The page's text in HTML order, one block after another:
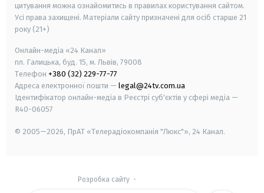
цитування можна ознайомитись в правилах користування сайтом.
Усі права захищені. Матеріали сайту призначені для осіб старше 21
року (21+)
Онлайн-медіа «24 Канал»
пл. Галицька, буд. 15, м. Львів, 79008
Телефон +380 (32) 229-77-77
Адреса електронної пошти — legal@24tv.com.ua
Ідентифікатор онлайн-медіа в Реєстрі суб'єктів у сфері медіа —
R40-06057
© 2005—2026, ПрАТ «Телерадіокомпанія "Люкс"», 24 Канал.
Розробка сайту-